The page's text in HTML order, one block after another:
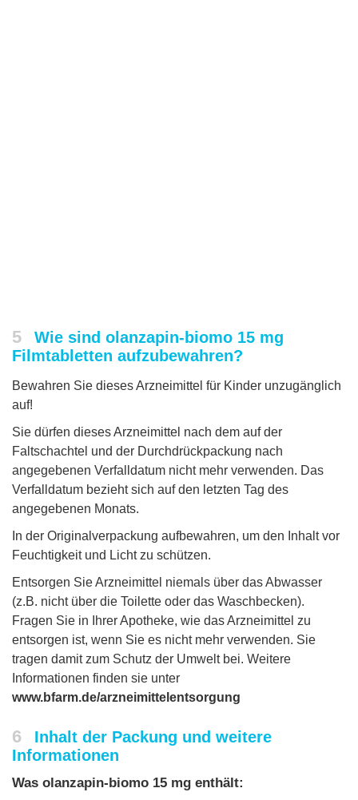
5
Wie sind olanzapin-biomo 15 mg
Filmtabletten aufzubewahren?
Bewahren Sie dieses Arzneimittel für Kinder unzugänglich
auf!
Sie dürfen dieses Arzneimittel nach dem auf der
Faltschachtel und der Durchdrückpackung nach
angegebenen Verfalldatum nicht mehr verwenden. Das
Verfalldatum bezieht sich auf den letzten Tag des
angegebenen Monats.
In der Originalverpackung aufbewahren, um den Inhalt vor
Feuchtigkeit und Licht zu schützen.
Entsorgen Sie Arzneimittel niemals über das Abwasser
(z.B. nicht über die Toilette oder das Waschbecken).
Fragen Sie in Ihrer Apotheke, wie das Arzneimittel zu
entsorgen ist, wenn Sie es nicht mehr verwenden. Sie
tragen damit zum Schutz der Umwelt bei. Weitere
Informationen finden sie unter
www.bfarm.de/arzneimittelentsorgung
6
Inhalt der Packung und weitere
Informationen
Was olanzapin-biomo 15 mg enthält: